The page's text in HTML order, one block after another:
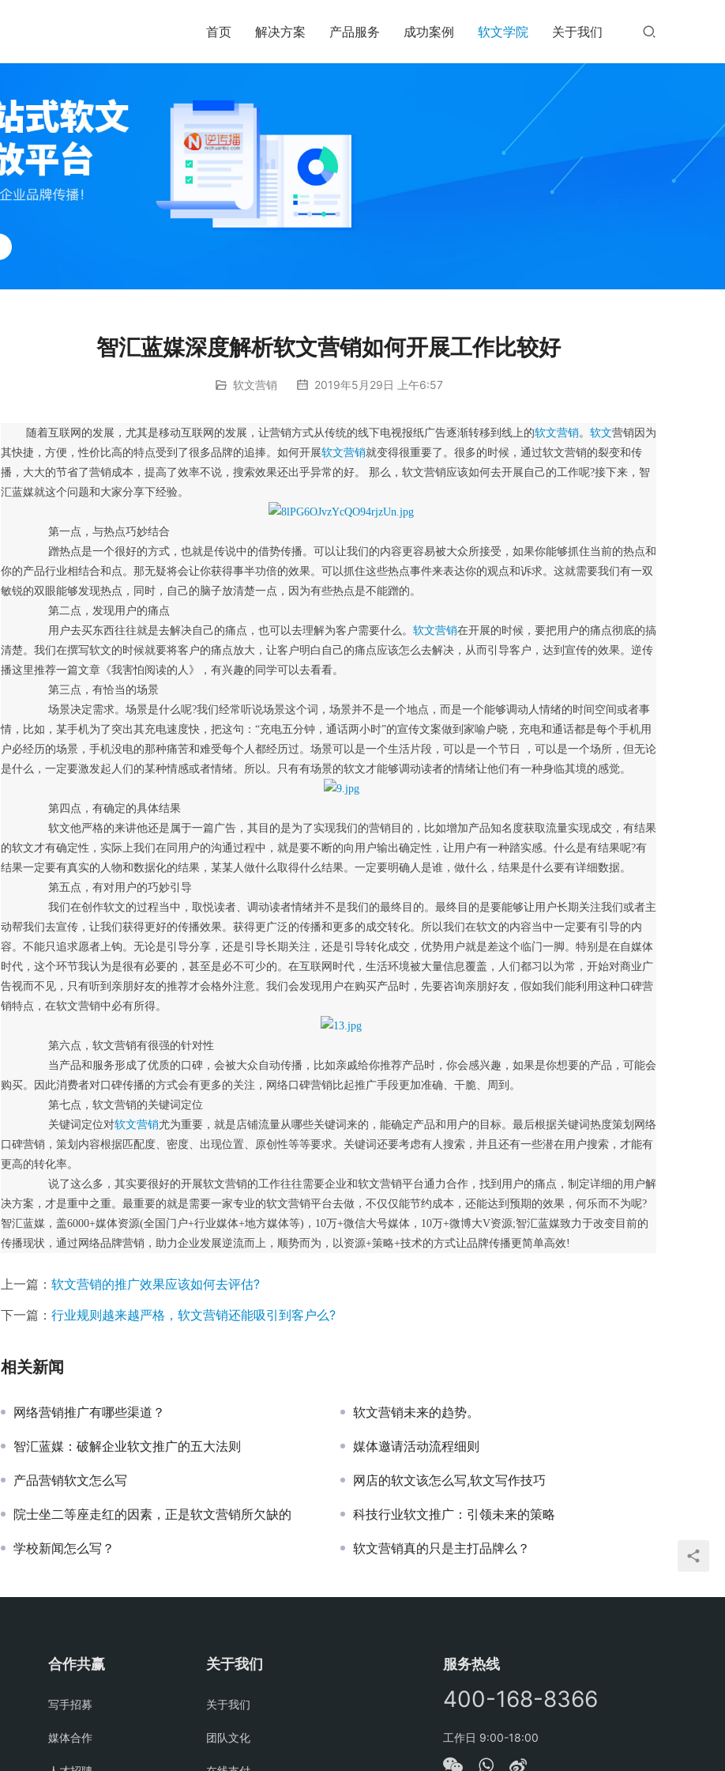
首页 解决方案 产品服务 成功案例 软文学院 关于我们
智汇蓝媒深度解析软文营销如何开展工作比较好
软文营销 2019年5月29日 上午6:57
	随着互联网的发展，尤其是移动互联网的发展，让营销方式从传统的线下电视报纸广告逐渐转移到线上的
软文营销。 软文营销因为
其快捷，方便，性价比高的特点受到了很多品牌的追捧。如何开展软文营销就变得很重要了。很多的时候，通过软文营销的裂变和传
播，大大的节省了营销成本，提高了效率不说，搜索效果还出乎异常的好。 那么，软文营销应该如何去开展自己的工作呢?接下来，智
汇蓝媒就这个问题和大家分享下经验。
	　　第一点，与热点巧妙结合
你的产品行业相结合和点。那无疑将会让你获得事半功倍的效果。可以抓住这些热点事件来表达你的观点和诉求。这就需要我们有一双
敏锐的双眼能够发现热点，同时，自己的脑子放清楚一点，因为有些热点是不能蹭的。
	　　第二点，发现用户的痛点
	　　用户去买东西往往就是去解决自己的痛点，也可以去理解为客户需要什么。
软文营销在开展的时候，要把用户的痛点彻底的搞
清楚。我们在撰写软文的时候就要将客户的痛点放大，让客户明白自己的痛点应该怎么去解决，从而引导客户，达到宣传的效果。逆传
播这里推荐一篇文章《我害怕阅读的人》，有兴趣的同学可以去看看。
	　　第三点，有恰当的场景
情，比如，某手机为了突出其充电速度快，把这句：“充电五分钟，通话两小时”的宣传文案做到家喻户晓，充电和通话都是每个手机用
户必经历的场景，手机没电的那种痛苦和难受每个人都经历过。场景可以是一个生活片段，可以是一个节日 ，可以是一个场所，但无论
是什么，一定要激发起人们的某种情感或者情绪。所以。只有有场景的软文才能够调动读者的情绪让他们有一种身临其境的感觉。
	　　第四点，有确定的具体结果
的软文才有确定性，实际上我们在同用户的沟通过程中，就是要不断的向用户输出确定性，让用户有一种踏实感。什么是有结果呢?有
结果一定要有真实的人物和数据化的结果，某某人做什么取得什么结果。一定要明确人是谁，做什么，结果是什么要有详细数据。
	　　第五点，有对用户的巧妙引导
动帮我们去宣传，让我们获得更好的传播效果。获得更广泛的传播和更多的成交转化。所以我们在软文的内容当中一定要有引导的内
容。不能只追求愿者上钩。无论是引导分享，还是引导长期关注，还是引导转化成交，优势用户就是差这个临门一脚。特别是在自媒体
时代，这个环节我认为是很有必要的，甚至是必不可少的。在互联网时代，生活环境被大量信息覆盖，人们都习以为常，开始对商业广
告视而不见，只有听到亲朋好友的推荐才会格外注意。我们会发现用户在购买产品时，先要咨询亲朋好友，假如我们能利用这种口碑营
销特点，在软文营销中必有所得。
	　　第六点，软文营销有很强的针对性
购买。因此消费者对口碑传播的方式会有更多的关注，网络口碑营销比起推广手段更加准确、干脆、周到。
	　　第七点，软文营销的关键词定位
	　　关键词定位对
软文营销尤为重要，就是店铺流量从哪些关键词来的，能确定产品和用户的目标。最后根据关键词热度策划网络
口碑营销，策划内容根据匹配度、密度、出现位置、原创性等等要求。关键词还要考虑有人搜索，并且还有一些潜在用户搜索，才能有
更高的转化率。
决方案，才是重中之重。最重要的就是需要一家专业的软文营销平台去做，不仅仅能节约成本，还能达到预期的效果，何乐而不为呢?
智汇蓝媒，盖6000+媒体资源(全国门户+行业媒体+地方媒体等)，10万+微信大号媒体，10万+微博大V资源;智汇蓝媒致力于改变目前的
传播现状，通过网络品牌营销，助力企业发展逆流而上，顺势而为，以资源+策略+技术的方式让品牌传播更简单高效!
上一篇： 软文营销的推广效果应该如何去评估?
下一篇： 行业规则越来越严格，软文营销还能吸引到客户么?
相关新闻
网络营销推广有哪些渠道？ 软文营销未来的趋势。
智汇蓝媒：破解企业软文推广的五大法则 媒体邀请活动流程细则
产品营销软文怎么写 网店的软文该怎么写,软文写作技巧
院士坐二等座走红的因素，正是软文营销所欠缺的 科技行业软文推广：引领未来的策略
学校新闻怎么写？ 软文营销真的只是主打品牌么？
合作共赢
写手招募
媒体合作
关于我们
关于我们
团队文化
服务热线
400-168-8366
工作日 9:00-18:00